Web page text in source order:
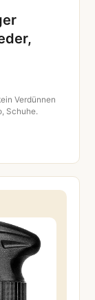
Verdünnen
Schuhe.